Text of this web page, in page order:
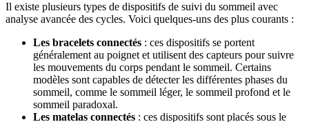
Il existe plusieurs types de dispositifs de suivi du sommeil avec
analyse avancée des cycles. Voici quelques-uns des plus courants :
Les bracelets connectés : ces dispositifs se portent
généralement au poignet et utilisent des capteurs pour suivre
les mouvements du corps pendant le sommeil. Certains
modèles sont capables de détecter les différentes phases du
sommeil, comme le sommeil léger, le sommeil profond et le
sommeil paradoxal.
Les matelas connectés : ces dispositifs sont placés sous le